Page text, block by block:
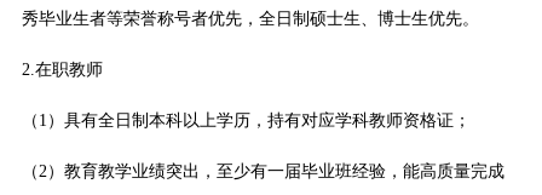
秀毕业生者等荣誉称号者优先，全日制硕士生、博士生优先。
2.在职教师
（1）具有全日制本科以上学历，持有对应学科教师资格证；
（2）教育教学业绩突出，至少有一届毕业班经验，能高质量完成